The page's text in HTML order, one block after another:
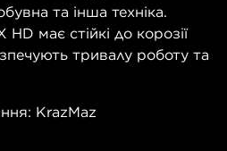
та інша техніка.
має стійкі до корозії
тривалу роботу та
KrazMaz